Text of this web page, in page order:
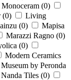
Monoceram (0)
(0)
Living
(0)
Mapisa
Marazzi Ragno (0)
(0)
Modern Ceramics
Museum by Peronda
Nanda Tiles (0)